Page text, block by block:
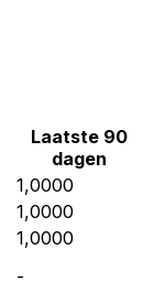
Laatste 90
dagen
1,0000
1,0000
1,0000
-